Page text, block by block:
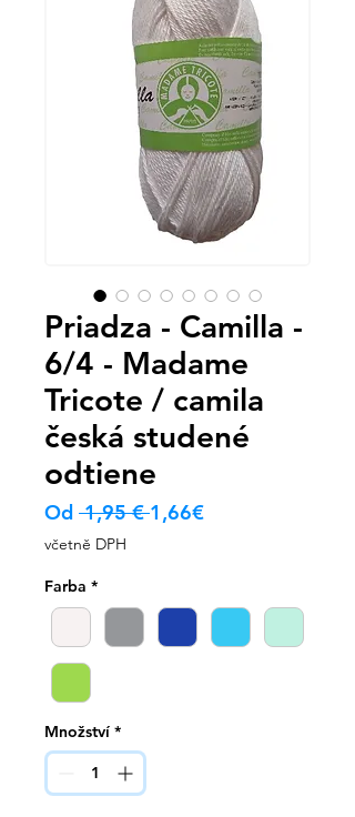
Priadza - Camilla -
6/4 - Madame
Tricote / camila
česká studené
odtiene
Od 1,95 € Běžná
1,66€Zvýhodněná
včetně DPH
Farba *
Množství *